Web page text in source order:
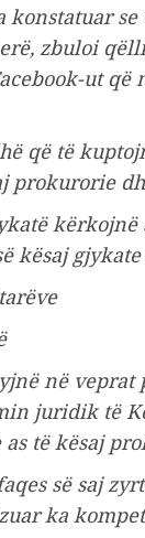
konstatuar
zbuloi
ut
që të
prokurorie
kësaj
në
juridik të
të kësaj
së saj
ka